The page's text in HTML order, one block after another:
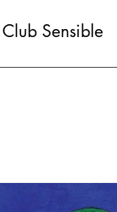
Club Sensible